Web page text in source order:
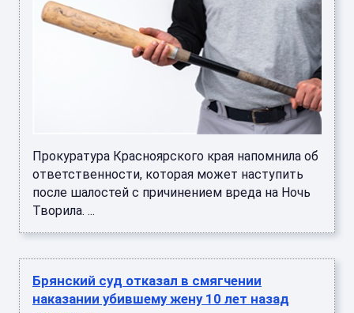
Прокуратура Красноярского края напомнила об
ответственности, которая может наступить
после шалостей с причинением вреда на Ночь
Творила. ...
Брянский суд отказал в смягчении
наказании убившему жену 10 лет назад